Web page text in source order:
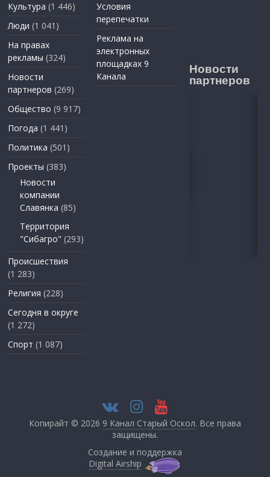
Культура (1 446)
Люди (1 041)
На правах
рекламы (324)
Новости
партнеров (269)
Общество (9 917)
Погода (1 441)
Политика (501)
Проекты (383)
Новости
компании
Славянка (85)
Территория
"Сибагро" (293)
Происшествия
(1 283)
Религия (228)
Сегодня в округе
(1 272)
Спорт (1 087)
Условия
перепечатки
Реклама на
электронных
площадках 9
Канала
Новости
партнеров
Копирайт © 2026 9 Канал Старый Оскол. Все права
защищены.
Создание и поддержка
Digital Airship